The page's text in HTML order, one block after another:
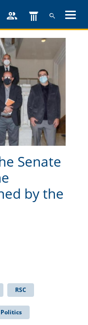
Senate
by the
RSC
Politics